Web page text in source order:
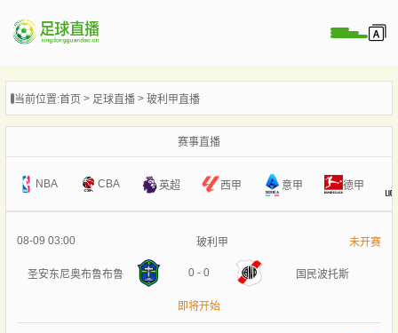
播
像
闻
当前位置:首页 足球直播 玻利甲直播
赛事直播
NBA CBA 英超 西甲 意甲 德甲
08-09 03:00 玻利甲 未开赛
圣安东尼奥布鲁布鲁 0 - 0 国民波托斯
即将开始